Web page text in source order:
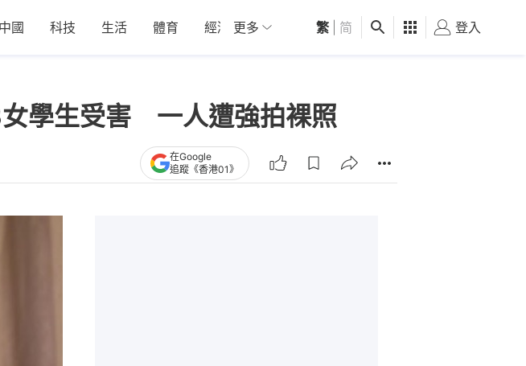
中國 科技 生活 體育 經濟 01深圳 觀點 健康 好食玩飛
更多 繁 简 登入
女學生受害 一人遭強拍裸照
在Google
追蹤《香港01》